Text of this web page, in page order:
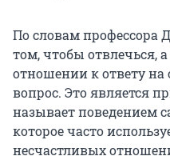
По словам профессора
том, чтобы отвлечься,
отношении к ответу на
вопрос. Это является
называет поведением
которое часто
несчастливых